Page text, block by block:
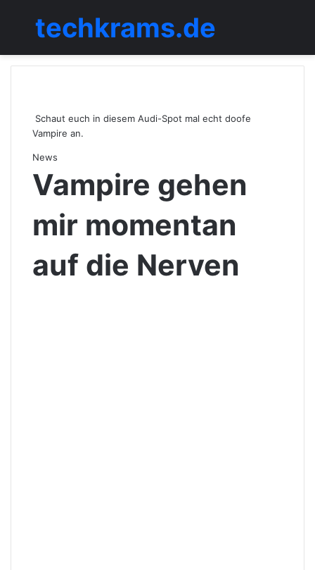
Menü
techkrams.de
Schaut euch in diesem Audi-Spot mal echt doofe
Vampire an.
News
Vampire gehen
mir momentan
auf die Nerven